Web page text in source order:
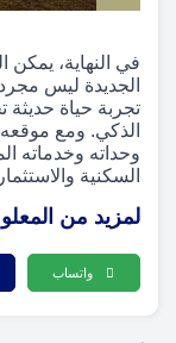
في النهاية، يمكن
الجديدة ليس
تجربة حياة حديثة
الذكي. ومع موقعه
وحداته وخدماته
السكنية
لمزيد من
واتساب